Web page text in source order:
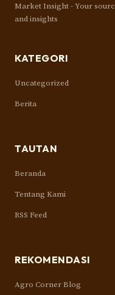
Market Insight - Your
and insights
KATEGORI
Uncategorized
Berita
TAUTAN
Beranda
Tentang Kami
RSS Feed
REKOMENDASI
Agro Corner Blog